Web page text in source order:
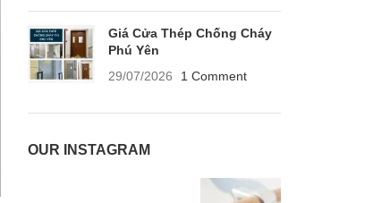
Giá Cửa Thép Chống Cháy
Phú Yên
29/07/2026
1 Comment
OUR INSTAGRAM